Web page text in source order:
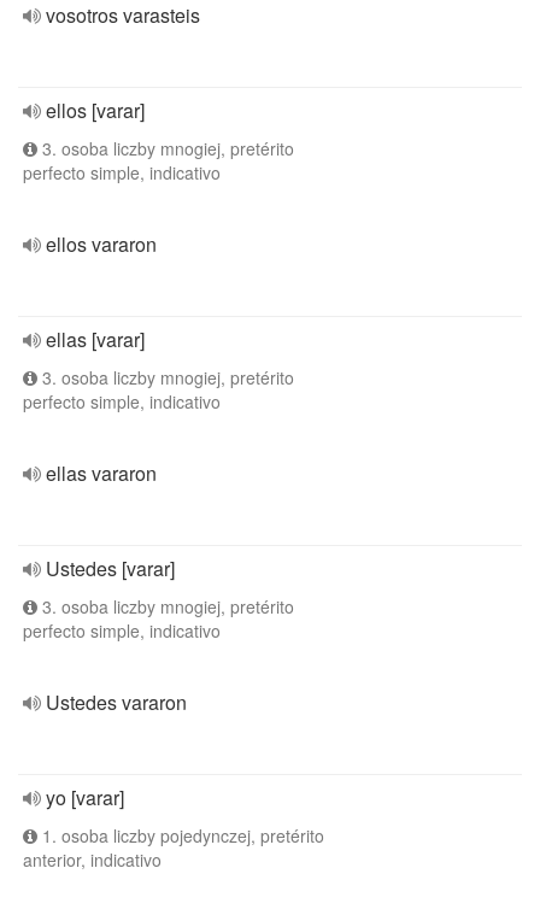
vosotros varasteis
ellos [varar]
3. osoba liczby mnogiej, pretérito
perfecto simple, indicativo
ellos vararon
ellas [varar]
3. osoba liczby mnogiej, pretérito
perfecto simple, indicativo
ellas vararon
Ustedes [varar]
3. osoba liczby mnogiej, pretérito
perfecto simple, indicativo
Ustedes vararon
yo [varar]
1. osoba liczby pojedynczej, pretérito
anterior, indicativo